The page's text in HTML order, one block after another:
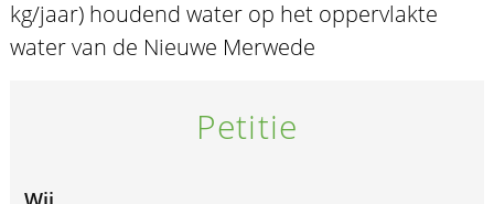
kg/jaar) houdend water op het oppervlakte
water van de Nieuwe Merwede
Petitie